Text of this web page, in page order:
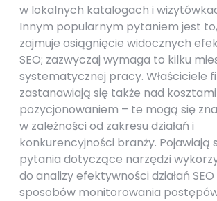
w lokalnych katalogach i
Innym popularnym pytaniem jest
zajmuje osiągnięcie widocznych
SEO; zazwyczaj wymaga to kilku
systematycznej pracy. Właściciele
zastanawiają się także nad
pozycjonowaniem – te mogą się
w zależności od zakresu działań i
konkurencyjności branży. Pojawiają
pytania dotyczące narzędzi
do analizy efektywności działań
sposobów monitorowania